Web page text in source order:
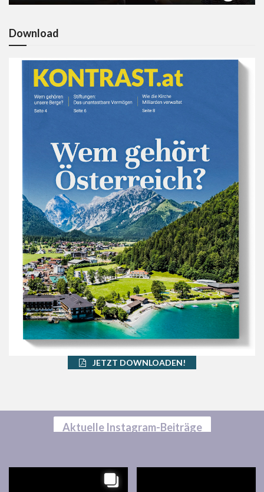
Download
JETZT DOWNLOADEN!
Aktuelle Instagram-Beiträge